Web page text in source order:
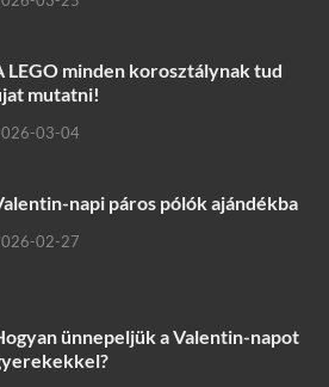
LEGO minden korosztálynak tud
mutatni!
03-04
napi páros pólók ajándékba
02-27
ünnepeljük a Valentin-napot